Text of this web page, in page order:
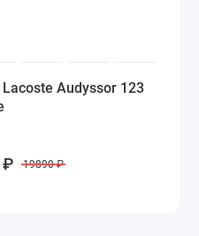
Audyssor 123
₽ 19890 ₽